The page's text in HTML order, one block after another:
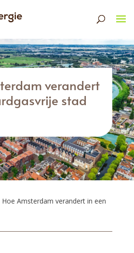
verandert
stad
Hoe Amsterdam verandert in een